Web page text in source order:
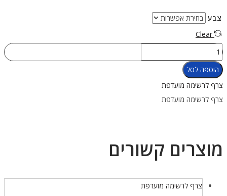
צבע
Clear
כמות
של
בלדר
Peanut
הוספה לסל
צרף לרשימה מועדפת
צרף לרשימה מועדפת
מוצרים קשורים
צרף לרשימה מועדפת